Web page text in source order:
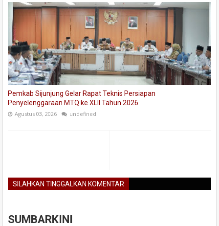
Pemkab Sijunjung Gelar Rapat Teknis Persiapan
Penyelenggaraan MTQ ke XLII Tahun 2026
Agustus 03, 2026 undefined
SILAHKAN TINGGALKAN KOMENTAR
SUMBARKINI